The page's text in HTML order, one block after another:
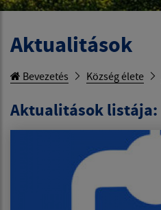
Aktualitások
Bevezetés Község élete
Aktualitások listája: